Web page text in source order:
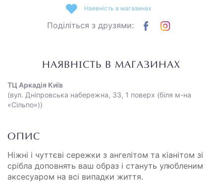
Наявність в магазинах
Поділіться з друзями:
НАЯВНІСТЬ В МАГАЗИНАХ
ТЦ Аркадія Київ
(вул. Дніпровська набережна, 33, 1 поверх (біля м-на
«Сільпо»))
ОПИС
Ніжні і чуттєві сережки з ангелітом та кіанітом зі
срібла доповнять ваш образ і стануть улюбленим
аксесуаром на всі випадки життя.